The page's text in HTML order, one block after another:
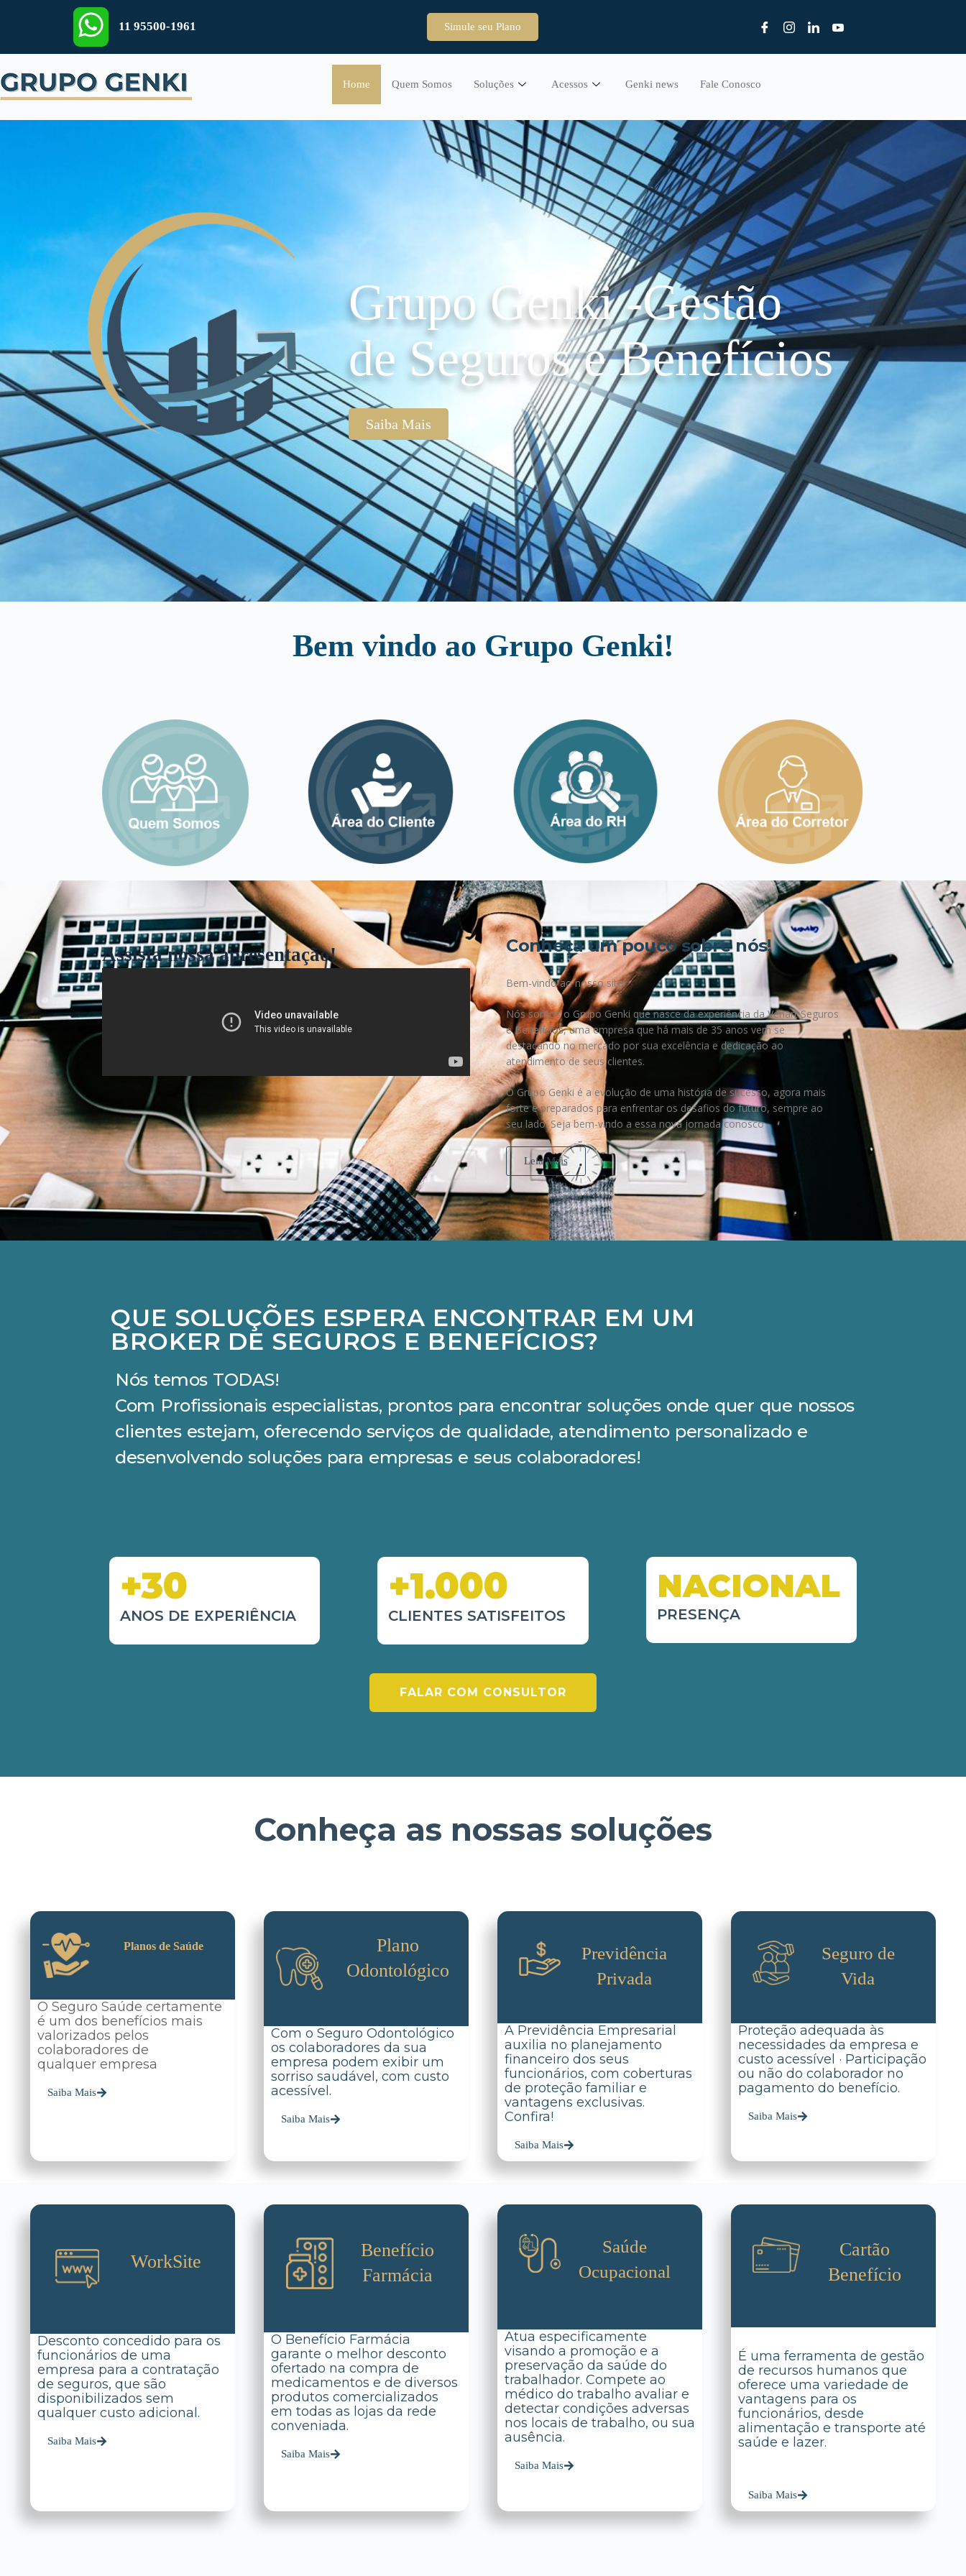
11 95500-1961 Simule seu Plano
Home Quem Somos Soluções Acessos Genki news Fale Conosco
Grupo Genki -Gestão
de Seguros e Benefícios
Saiba Mais
Bem vindo ao Grupo Genki!
Assista nossa apresentação! Conheça um pouco sobre nós!
Bem-vindo ao nosso site!
Nós somos o Grupo Genki que nasce da experiência da Venart Seguros
e Benefícios, uma empresa que há mais de 35 anos vem se
destacando no mercado por sua excelência e dedicação ao
atendimento de seus clientes.
O Grupo Genki é a evolução de uma história de sucesso, agora mais
forte e preparados para enfrentar os desafios do futuro, sempre ao
seu lado. Seja bem-vindo a essa nova jornada conosco
Leia Mais
QUE SOLUÇÕES ESPERA ENCONTRAR EM UM
BROKER DE SEGUROS E BENEFÍCIOS?
Nós temos TODAS!
Com Profissionais especialistas, prontos para encontrar soluções onde quer que nossos
clientes estejam, oferecendo serviços de qualidade, atendimento personalizado e
desenvolvendo soluções para empresas e seus colaboradores!
+30
ANOS DE EXPERIÊNCIA
+1.000
CLIENTES SATISFEITOS
NACIONAL
PRESENÇA
FALAR COM CONSULTOR
Conheça as nossas soluções
Planos de Saúde
O Seguro Saúde certamente
é um dos benefícios mais
valorizados pelos
colaboradores de
qualquer empresa
Saiba Mais
Plano
Odontológico
Com o Seguro Odontológico
os colaboradores da sua
empresa podem exibir um
sorriso saudável, com custo
acessível.
Saiba Mais
Previdência
Privada
A Previdência Empresarial
auxilia no planejamento
financeiro dos seus
funcionários, com coberturas
de proteção familiar e
vantagens exclusivas.
Confira!
Saiba Mais
Seguro de
Vida
Proteção adequada às
necessidades da empresa e
custo acessível · Participação
ou não do colaborador no
pagamento do benefício.
Saiba Mais
WorkSite
Desconto concedido para os
funcionários de uma
empresa para a contratação
de seguros, que são
disponibilizados sem
qualquer custo adicional.
Saiba Mais
Benefício
Farmácia
O Benefício Farmácia
garante o melhor desconto
ofertado na compra de
medicamentos e de diversos
produtos comercializados
em todas as lojas da rede
conveniada.
Saiba Mais
Saúde
Ocupacional
Atua especificamente
visando a promoção e a
preservação da saúde do
trabalhador. Compete ao
médico do trabalho avaliar e
detectar condições adversas
nos locais de trabalho, ou sua
ausência.
Saiba Mais
Cartão
Benefício
É uma ferramenta de gestão
de recursos humanos que
oferece uma variedade de
vantagens para os
funcionários, desde
alimentação e transporte até
saúde e lazer.
Saiba Mais